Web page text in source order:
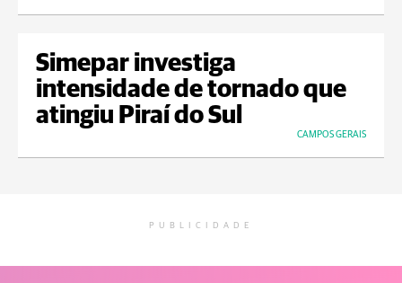
Simepar investiga
intensidade de tornado que
atingiu Piraí do Sul
CAMPOS GERAIS
PUBLICIDADE